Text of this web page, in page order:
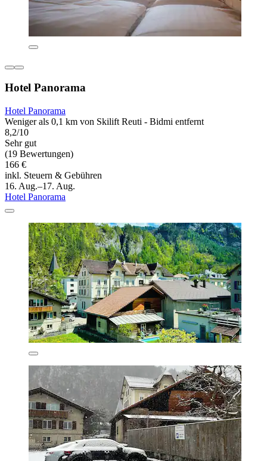
Hotel Panorama
Hotel Panorama
Weniger als 0,1 km von Skilift Reuti - Bidmi entfernt
8,2/10
Sehr gut
(19 Bewertungen)
166 €
inkl. Steuern & Gebühren
16. Aug.–17. Aug.
Hotel Panorama